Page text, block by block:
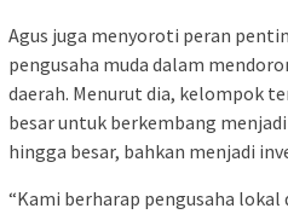
Agus juga menyoroti peran
pengusaha muda dalam
daerah. Menurut dia, kelompok
besar untuk berkembang
hingga besar, bahkan menjadi
“Kami berharap pengusaha